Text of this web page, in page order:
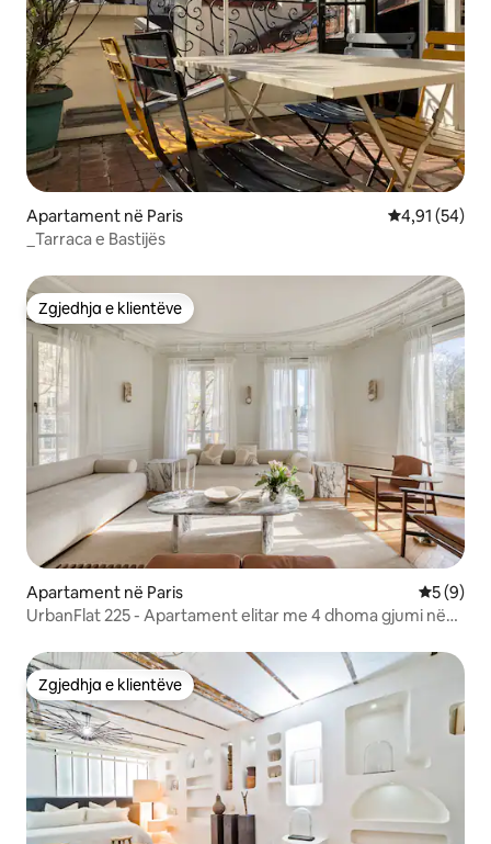
Apartament në Paris Vlerësimi
4,91 (54)
_Tarraca e Bastijës
Zgjedhja e klientëve
Zgjedhja e klientëve
Apartament në Paris
5 (9)
UrbanFlat 225 - Apartament elitar me 4 dhoma gjumi në
Zgjedhja e klientëve
Zgjedhja e klientëve